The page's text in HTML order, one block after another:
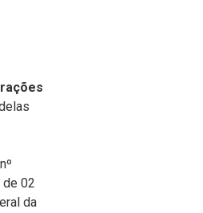
de 02
da